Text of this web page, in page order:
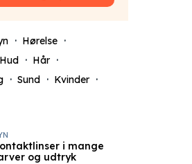
Hørelse
Hud
Hår
Sund
Kvinder
i mange
og udtryk